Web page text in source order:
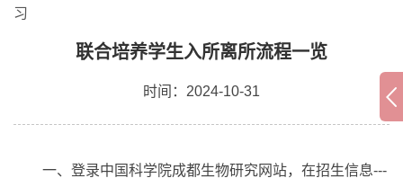
习
联合培养学生入所离所流程一览
时间：2024-10-31
一、登录中国科学院成都生物研究网站，在招生信息---